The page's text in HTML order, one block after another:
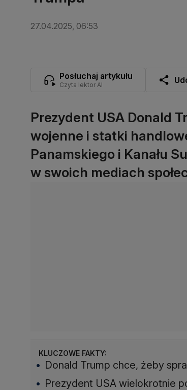
27.04.2025, 06:53
Posłuchaj artykułu
Czyta lektor AI
Prezydent USA Donald
wojenne i statki
Panamskiego i Kanału
w swoich mediach
KLUCZOWE FAKTY:
Donald Trump chce, żeby
Prezydent USA wielokrotnie